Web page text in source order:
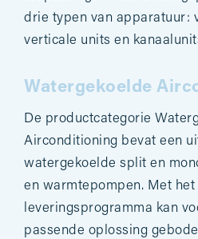
drie typen van apparatuur:
verticale units en
Watergekoelde
De productcategorie
Airconditioning bevat een
watergekoelde split en
en warmtepompen. Met het
leveringsprogramma kan
passende oplossing